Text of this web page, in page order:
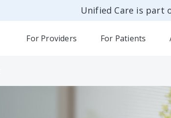
Unified Care is part
For Providers For Patients